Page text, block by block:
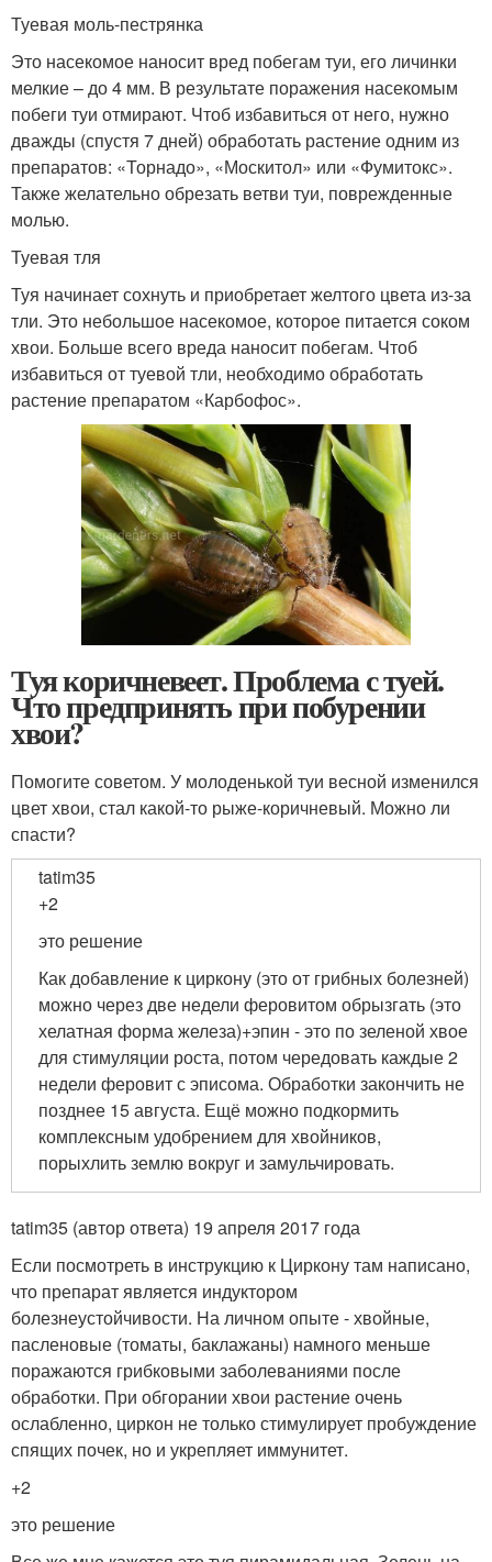
Туевая моль-пестрянка
Это насекомое наносит вред побегам туи, его личинки
мелкие – до 4 мм. В результате поражения насекомым
побеги туи отмирают. Чтоб избавиться от него, нужно
дважды (спустя 7 дней) обработать растение одним из
препаратов: «Торнадо», «Москитол» или «Фумитокс».
Также желательно обрезать ветви туи, поврежденные
молью.
Туевая тля
Туя начинает сохнуть и приобретает желтого цвета из-за
тли. Это небольшое насекомое, которое питается соком
хвои. Больше всего вреда наносит побегам. Чтоб
избавиться от туевой тли, необходимо обработать
растение препаратом «Карбофос».
Туя коричневеет. Проблема с туей.
Что предпринять при побурении
хвои?
Помогите советом. У молоденькой туи весной изменился
цвет хвои, стал какой-то рыже-коричневый. Можно ли
спасти?
tatim35
+2
это решение
Как добавление к циркону (это от грибных болезней)
можно через две недели феровитом обрызгать (это
хелатная форма железа)+эпин - это по зеленой хвое
для стимуляции роста, потом чередовать каждые 2
недели феровит с эписома. Обработки закончить не
позднее 15 августа. Ещё можно подкормить
комплексным удобрением для хвойников,
порыхлить землю вокруг и замульчировать.
tatim35 (автор ответа) 19 апреля 2017 года
Если посмотреть в инструкцию к Циркону там написано,
что препарат является индуктором
болезнеустойчивости. На личном опыте - хвойные,
пасленовые (томаты, баклажаны) намного меньше
поражаются грибковыми заболеваниями после
обработки. При обгорании хвои растение очень
ослабленно, циркон не только стимулирует пробуждение
спящих почек, но и укрепляет иммунитет.
+2
это решение